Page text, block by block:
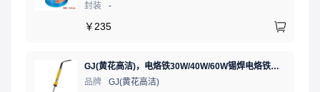
封装
-
￥ 235
GJ(黄花高洁)，电烙铁30W/40W/60W锡焊电烙铁焊接工具电焊笔手机电子维修（内热35W），NO.435(35W)
品牌
GJ(黄花高洁)